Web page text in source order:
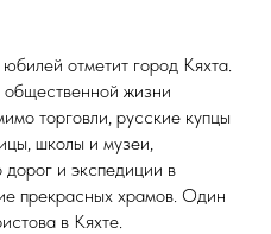
отметит город Кяхта.
общественной жизни
торговли, русские купцы
школы и музеи,
дорог и экспедиции в
прекрасных храмов. Один
в Кяхте.